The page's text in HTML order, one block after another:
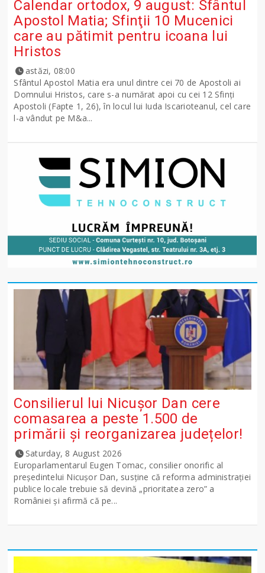
Calendar ortodox, 9 august: Sfântul
Apostol Matia; Sfinţii 10 Mucenici
care au pătimit pentru icoana lui
Hristos
astăzi, 08:00
Sfântul Apostol Matia era unul dintre cei 70 de Apostoli ai
Domnului Hristos, care s-a numărat apoi cu cei 12 Sfinţi
Apostoli (Fapte 1, 26), în locul lui Iuda Iscarioteanul, cel care
l-a vândut pe M&a...
Consilierul lui Nicușor Dan cere
comasarea a peste 1.500 de
primării și reorganizarea județelor!
Saturday, 8 August 2026
Europarlamentarul Eugen Tomac, consilier onorific al
președintelui Nicușor Dan, susține că reforma administrației
publice locale trebuie să devină „prioritatea zero” a
României și afirmă că pe...